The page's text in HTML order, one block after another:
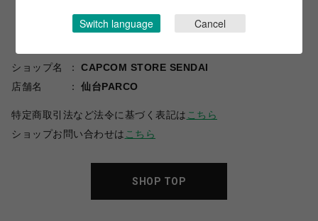
ショップ名
CAPCOM STORE SENDAI
店舗名
仙台PARCO
特定商取引法など法令に基づく表記は こちら
ショップお問い合わせは こちら
SHOP TOP
Switch language Cancel